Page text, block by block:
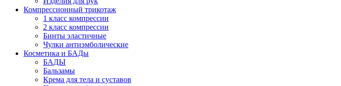
Компрессионный трикотаж
1 класс компрессии
2 класс компрессии
Бинты эластичные
Чулки антиэмболические
Косметика и БАДы
БАДЫ
Бальзамы
Крема для тела и суставов